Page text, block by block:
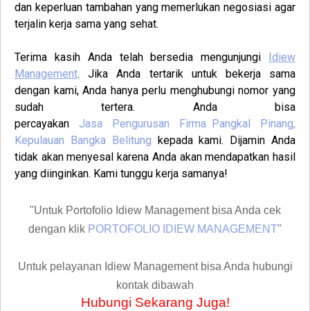
dan keperluan tambahan yang memerlukan negosiasi agar
terjalin kerja sama yang sehat.
Terima kasih Anda telah bersedia mengunjungi
Idiew
Management. Jika Anda tertarik untuk bekerja sama
dengan kami, Anda hanya perlu menghubungi nomor yang
sudah tertera. Anda bisa
percayakan Jasa Pengurusan Firma Pangkal Pinang,
Kepulauan Bangka Belitung kepada kami. Dijamin Anda
tidak akan menyesal karena Anda akan mendapatkan hasil
yang diinginkan. Kami tunggu kerja samanya!
"Untuk Portofolio Idiew Management bisa Anda cek
dengan klik PORTOFOLIO IDIEW MANAGEMENT"
Untuk pelayanan Idiew Management bisa Anda hubungi
kontak dibawah
Hubungi Sekarang Juga!